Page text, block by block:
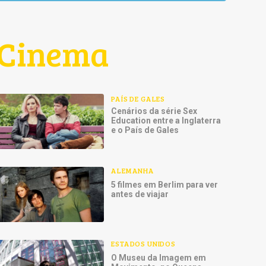
PAÍS DE GALES
Cenários da série Sex
Education entre a Inglaterra
e o País de Gales
ALEMANHA
5 filmes em Berlim para ver
antes de viajar
ESTADOS UNIDOS
O Museu da Imagem em